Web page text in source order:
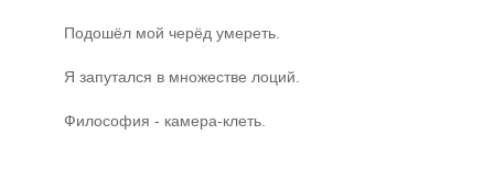
Подошёл мой черёд умереть.
Я запутался в множестве лоций.
Философия - камера-клеть.